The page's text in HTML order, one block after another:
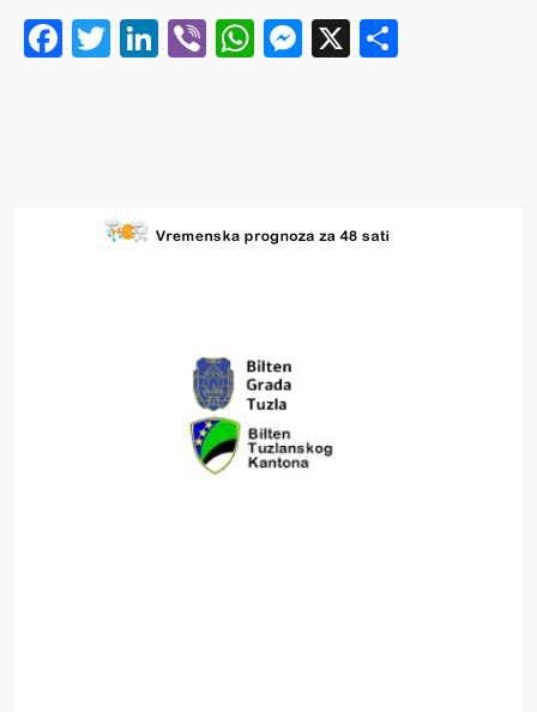
Facebook
Twitter
LinkedIn
ViberWhatsApp
Messenger
X